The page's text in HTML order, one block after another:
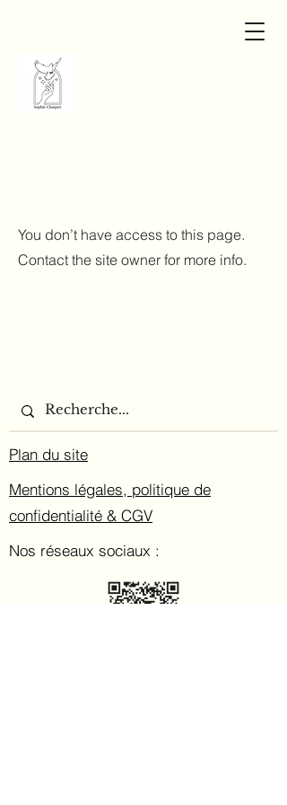
You don’t have access to this page.
Contact the site owner for more info.
Plan du site
Mentions légales, politique de
confidentialité & CGV
Nos réseaux sociaux :